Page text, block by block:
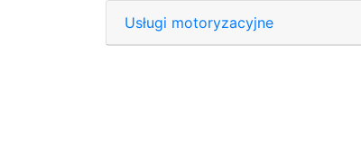
Usługi motoryzacyjne